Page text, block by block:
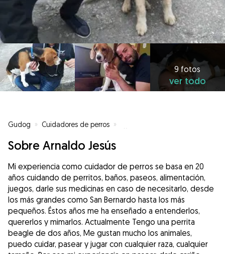
9 fotos
ver todo
Gudog » Cuidadores de perros »
Sobre Arnaldo Jesús
Mi experiencia como cuidador de perros se basa en 20
años cuidando de perritos, baños, paseos, alimentación,
juegos, darle sus medicinas en caso de necesitarlo, desde
los más grandes como San Bernardo hasta los más
pequeños. Éstos años me ha enseñado a entenderlos,
quererlos y mimarlos. Actualmente Tengo una perrita
beagle de dos años, Me gustan mucho los animales,
puedo cuidar, pasear y jugar con cualquier raza, cualquier